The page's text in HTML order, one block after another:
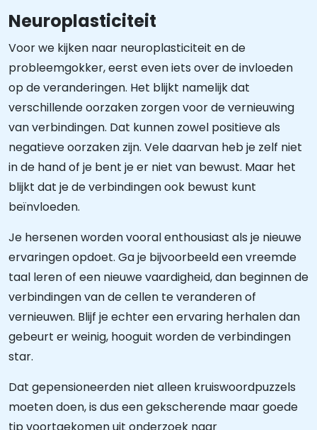
Neuroplasticiteit
Voor we kijken naar neuroplasticiteit en de
probleemgokker, eerst even iets over de invloeden
op de veranderingen. Het blijkt namelijk dat
verschillende oorzaken zorgen voor de vernieuwing
van verbindingen. Dat kunnen zowel positieve als
negatieve oorzaken zijn. Vele daarvan heb je zelf niet
in de hand of je bent je er niet van bewust. Maar het
blijkt dat je de verbindingen ook bewust kunt
beïnvloeden.
Je hersenen worden vooral enthousiast als je nieuwe
ervaringen opdoet. Ga je bijvoorbeeld een vreemde
taal leren of een nieuwe vaardigheid, dan beginnen de
verbindingen van de cellen te veranderen of
vernieuwen. Blijf je echter een ervaring herhalen dan
gebeurt er weinig, hooguit worden de verbindingen
star.
Dat gepensioneerden niet alleen kruiswoordpuzzels
moeten doen, is dus een gekscherende maar goede
tip voortgekomen uit onderzoek naar